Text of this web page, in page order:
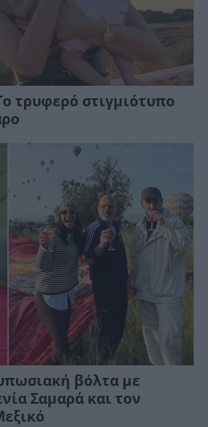
τρυφερό στιγμιότυπο
βόλτα με
Σαμαρά και τον